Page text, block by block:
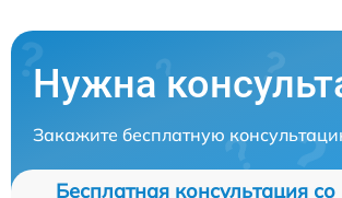
Нужна
Закажите бесплатную
Бесплатная консультация со